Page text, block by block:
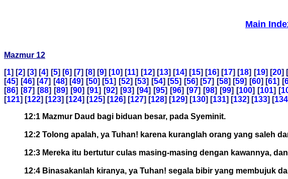
Main
Mazmur 12
[1] [2] [3] [4] [5] [6] [7] [8] [9] [10] [11] [12] [13] [14] [15] [16] [17] [18] [19] [20] [
[45] [46] [47] [48] [49] [50] [51] [52] [53] [54] [55] [56] [57] [58] [59] [60] [61] [
[86] [87] [88] [89] [90] [91] [92] [93] [94] [95] [96] [97] [98] [99] [100] [101] [
[121] [122] [123] [124] [125] [126] [127] [128] [129] [130] [131] [132] [133] [134
12:1 Mazmur Daud bagi biduan besar, pada Syeminit.
12:2 Tolong apalah, ya Tuhan! karena kuranglah orang yang saleh
12:3 Mereka itu bertutur culas masing-masing dengan kawannya,
12:4 Binasakanlah kiranya, ya Tuhan! segala bibir yang membujuk